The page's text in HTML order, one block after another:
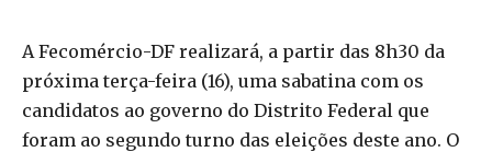
A Fecomércio-DF realizará, a partir das 8h30 da
próxima terça-feira (16), uma sabatina com os
candidatos ao governo do Distrito Federal que
foram ao segundo turno das eleições deste ano. O